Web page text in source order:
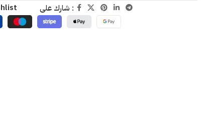
شارك على :